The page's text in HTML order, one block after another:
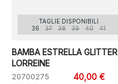
TAGLIE DISPONIBILI
36
37 38 39 40 41
BAMBA ESTRELLA GLITTER
LORREINE
20700275
40,00 €